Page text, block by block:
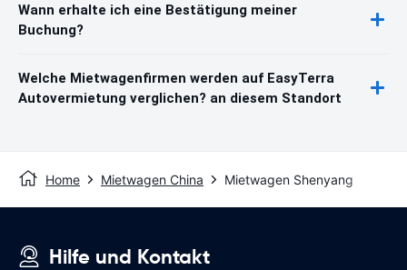
Wann erhalte ich eine Bestätigung meiner
Buchung?
Welche Mietwagenfirmen werden auf EasyTerra
Autovermietung verglichen? an diesem Standort
Home Mietwagen China Mietwagen Shenyang
Hilfe und Kontakt